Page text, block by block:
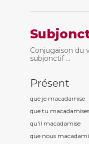
Conjugaison du
subjonctif ...
Présent
que je macadamise
que tu macadamises
qu'il macadamise
que nous